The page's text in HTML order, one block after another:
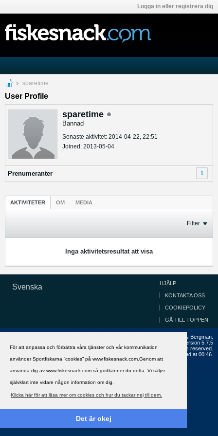
För att anpassa och förbättra våra tjänster och vår kommunikation
använder Sportfiskarna ”cookies” på www.fiskesnack.com.Genom att
använda dig av www.fiskesnack.com så godkänner du detta. Vi säljer
självklart inte vidare någon information om dig.
Klicka här för att läsa mer om cookies och hur du tackar nej till dem.
Det är okej
Logga in eller registrera dig
sparetime
User Profile
sparetime
Bannad
Senaste aktivitet: 2014-04-22, 22:51
Joined: 2013-05-04
Prenumeranter 1
AKTIVITETER OM MEDIA
Filter
Inga aktivitetsresultat att visa
Svenska HJÄLP
KONTAKTA OSS
COOKIEPOLICY
GÅ TILL TOPPEN
Copyright ©2002 - 2021, FiskeSnack.com. Grundad 2002 av Anders Bergman.
Version 5.7.5
Copyright © 2026 MH Sub I, LLC dba vBulletin. All rights reserved.
All times are GMT+1. This page was generated at 00:46.